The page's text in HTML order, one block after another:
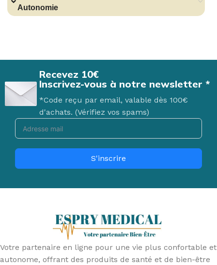
Autonomie
Recevez 10€
Inscrivez-vous à notre newsletter *
*Code reçu par email, valable dès 100€
d'achats. (Vérifiez vos spams)
S'inscrire
Votre partenaire en ligne pour une vie plus confortable et
autonome, offrant des produits de santé et de bien-être